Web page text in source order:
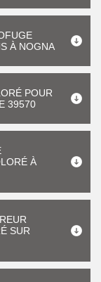
À NOGNA
POUR
39570
À
SUR